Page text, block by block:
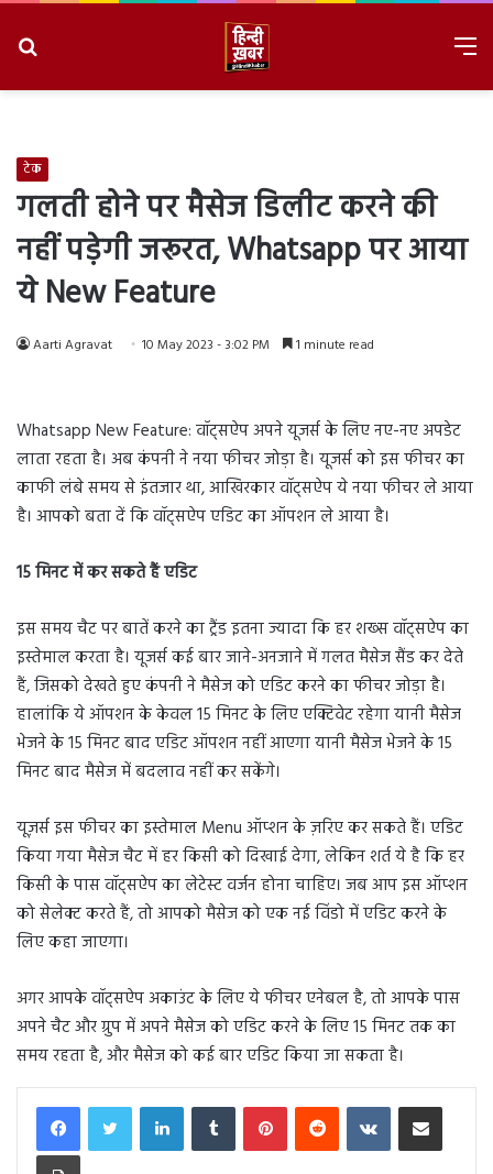
टेक
गलती होने पर मैसेज डिलीट करने की
नहीं पड़ेगी जरूरत, Whatsapp पर आया
ये New Feature
Aarti Agravat 10 May 2023 - 3:02 PM 1 minute read
Whatsapp New Feature: वॉट्सऐप अपने यूजर्स के लिए नए-नए अपडेट
लाता रहता है। अब कंपनी ने नया फीचर जोड़ा है। यूजर्स को इस फीचर का
काफी लंबे समय से इंतजार था, आखिरकार वॉट्सऐप ये नया फीचर ले आया
है। आपको बता दें कि वॉट्सऐप एडिट का ऑपशन ले आया है।
15 मिनट में कर सकते हैं एडिट
इस समय चैट पर बातें करने का ट्रैंड इतना ज्यादा कि हर शख्स वॉट्सऐप का
इस्तेमाल करता है। यूजर्स कई बार जाने-अनजाने में गलत मैसेज सैंड कर देते
हैं, जिसको देखते हुए कंपनी ने मैसेज को एडिट करने का फीचर जोड़ा है।
हालांकि ये ऑपशन के केवल 15 मिनट के लिए एक्टिवेट रहेगा यानी मैसेज
भेजने के 15 मिनट बाद एडिट ऑपशन नहीं आएगा यानी मैसेज भेजने के 15
मिनट बाद मैसेज में बदलाव नहीं कर सकेंगे।
यूज़र्स इस फीचर का इस्तेमाल Menu ऑप्शन के ज़रिए कर सकते हैं। एडिट
किया गया मैसेज चैट में हर किसी को दिखाई देगा, लेकिन शर्त ये है कि हर
किसी के पास वॉट्सऐप का लेटेस्ट वर्जन होना चाहिए। जब आप इस ऑप्शन
को सेलेक्ट करते हैं, तो आपको मैसेज को एक नई विंडो में एडिट करने के
लिए कहा जाएगा।
अगर आपके वॉट्सऐप अकाउंट के लिए ये फीचर एनेबल है, तो आपके पास
अपने चैट और ग्रुप में अपने मैसेज को एडिट करने के लिए 15 मिनट तक का
समय रहता है, और मैसेज को कई बार एडिट किया जा सकता है।
LinkedInTumblr PinterestReddit VKontakteShare via Email
Print